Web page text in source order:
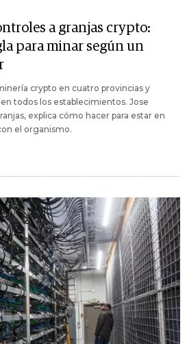
a granjas crypto:
para minar según un
crypto en cuatro provincias y
todos los establecimientos. Jose
explica cómo hacer para estar en
el organismo.